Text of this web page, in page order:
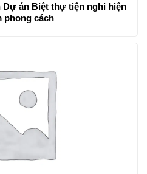
Dự án Biệt thự tiện nghi hiện
phong cách